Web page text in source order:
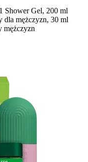
Shower Gel, 200 ml
dla mężczyzn, 30 ml
mężczyzn